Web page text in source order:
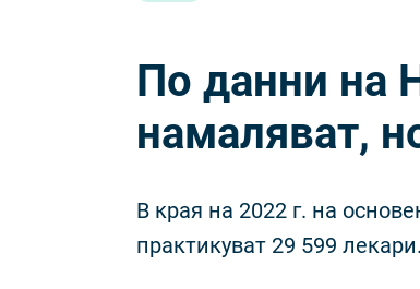
По данни на
намаляват,
В края на 2022 г. на
практикуват 29 599 лекари.